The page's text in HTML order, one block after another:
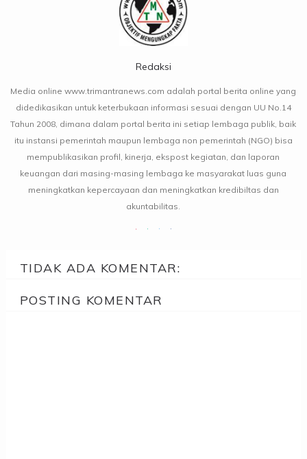
Redaksi
Media online www.trimantranews.com adalah portal berita online yang
didedikasikan untuk keterbukaan informasi sesuai dengan UU No.14
Tahun 2008, dimana dalam portal berita ini setiap lembaga publik, baik
itu instansi pemerintah maupun lembaga non pemerintah (NGO) bisa
mempublikasikan profil, kinerja, ekspost kegiatan, dan laporan
keuangan dari masing-masing lembaga ke masyarakat luas guna
meningkatkan kepercayaan dan meningkatkan kredibiltas dan
akuntabilitas.
TIDAK ADA KOMENTAR:
POSTING KOMENTAR